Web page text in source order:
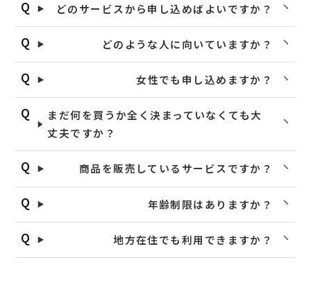
どのサービスから申し込めばよいですか？
どのような人に向いていますか？
女性でも申し込めますか？
まだ何を買うか全く決まっていなくても大
丈夫ですか？
商品を販売しているサービスですか？
年齢制限はありますか？
地方在住でも利用できますか？